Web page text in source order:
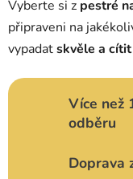
Vyberte si z pestré
připraveni na
vypadatskvěle a
Více než
odběru
Doprava